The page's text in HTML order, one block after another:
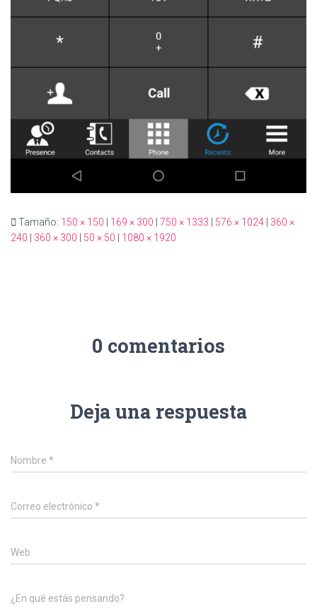
Tamaño: 150 × 150 169 × 300 750 × 1333 576 × 1024
360 ×
240
360 × 300 50 × 50 1080 × 1920
0 comentarios
Deja una respuesta
Nombre *
Correo electrónico *
Web
¿En qué estás pensando?